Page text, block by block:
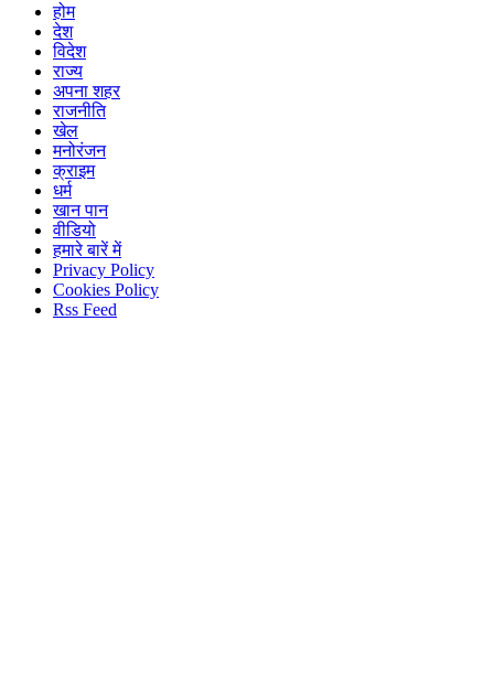
होम
देश
विदेश
राज्य
अपना शहर
राजनीति
खेल
मनोरंजन
क्राइम
धर्म
खान पान
वीडियो
हमारे बारें में
Privacy Policy
Cookies Policy
Rss Feed